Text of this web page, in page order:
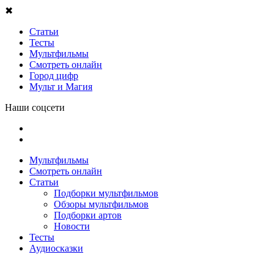
✖
Статьи
Тесты
Мультфильмы
Смотреть онлайн
Город цифр
Мульт и Магия
Наши соцсети
Мультфильмы
Смотреть онлайн
Статьи
Подборки мультфильмов
Обзоры мультфильмов
Подборки артов
Новости
Тесты
Аудиосказки